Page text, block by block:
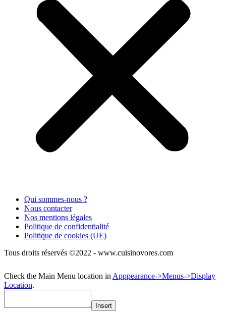
Qui sommes-nous ?
Nous contacter
Nos mentions légales
Politique de confidentialité
Politique de cookies (UE)
Tous droits réservés ©2022 - www.cuisinovores.com
Check the Main Menu location inApppearance->Menus->Display
Location.
Insert